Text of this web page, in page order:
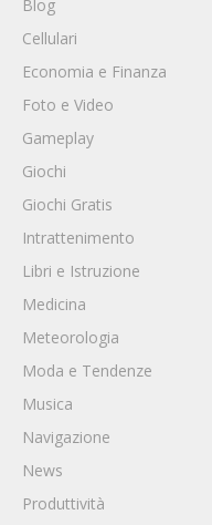
Blog
Cellulari
Economia e Finanza
Foto e Video
Gameplay
Giochi
Giochi Gratis
Intrattenimento
Libri e Istruzione
Medicina
Meteorologia
Moda e Tendenze
Musica
Navigazione
News
Produttività